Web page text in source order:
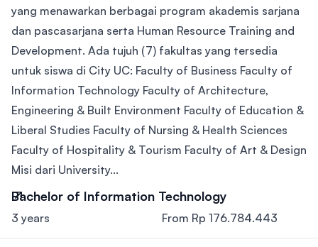
yang menawarkan berbagai program akademis sarjana
dan pascasarjana serta Human Resource Training and
Development. Ada tujuh (7) fakultas yang tersedia
untuk siswa di City UC: Faculty of Business Faculty of
Information Technology Faculty of Architecture,
Engineering & Built Environment Faculty of Education &
Liberal Studies Faculty of Nursing & Health Sciences
Faculty of Hospitality & Tourism Faculty of Art & Design
Misi dari University...
Bachelor of Information Technology
3 years From Rp 176.784.443